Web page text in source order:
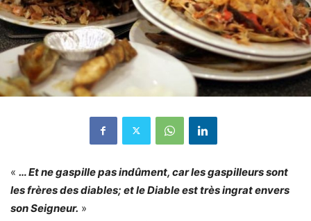
« … Et ne gaspille pas indûment, car les gaspilleurs sont
les frères des diables; et le Diable est très ingrat envers
son Seigneur. »